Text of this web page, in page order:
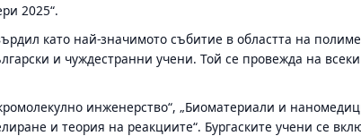
2025“.
като най-значимото събитие в областта на
и чуждестранни учени. Той се провежда на
инженерство“, „Биоматериали и
и теория на реакциите“. Бургаските учени се